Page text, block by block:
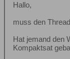
Hallo,
muss den
Hat jemand den
Kompaktsat